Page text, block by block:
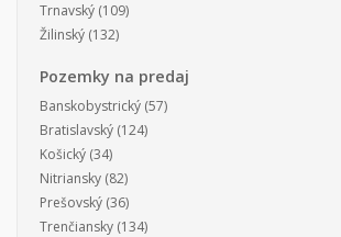
Trnavský (109)
Žilinský (132)
Pozemky na predaj
Banskobystrický (57)
Bratislavský (124)
Košický (34)
Nitriansky (82)
Prešovský (36)
Trenčiansky (134)